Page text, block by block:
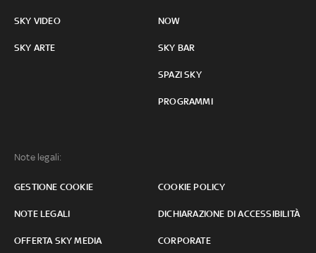
SKY VIDEO
SKY ARTE
NOW
SKY BAR
SPAZI SKY
PROGRAMMI
Note legali:
GESTIONE COOKIE COOKIE POLICY
NOTE LEGALI DICHIARAZIONE DI ACCESSIBILITÀ
OFFERTA SKY MEDIA CORPORATE